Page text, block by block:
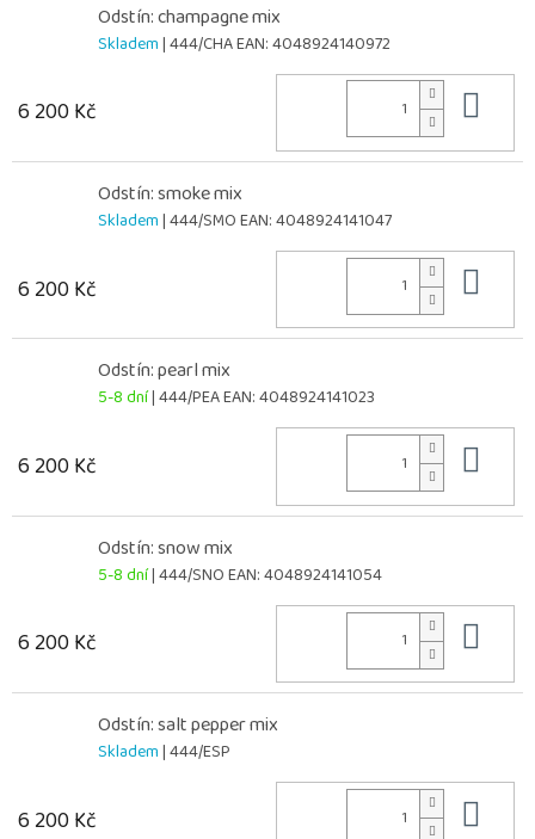
Odstín: champagne mix
Skladem| 444/CHAEAN:4048924140972
6 200 Kč
Odstín: smoke mix
Skladem| 444/SMOEAN:4048924141047
6 200 Kč
Odstín: pearl mix
5-8 dní| 444/PEAEAN:4048924141023
6 200 Kč
Odstín: snow mix
5-8 dní| 444/SNOEAN:4048924141054
6 200 Kč
Odstín: salt pepper mix
Skladem| 444/ESP
6 200 Kč